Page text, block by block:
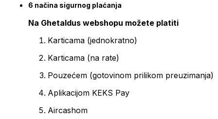
6 načina sigurnog plaćanja
Na Ghetaldus webshopu možete platiti
Karticama (jednokratno)
Karticama (na rate)
Pouzećem (gotovinom prilikom preuzimanja)
Aplikacijom KEKS Pay
Aircashom